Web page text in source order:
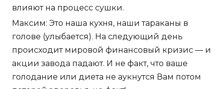
влияют на процесс сушки.
Максим: Это наша кухня, наши тараканы в
голове (улыбается). На следующий день
происходит мировой финансовый кризис — и
акции завода падают. И не факт, что ваше
голодание или диета не аукнутся Вам потом